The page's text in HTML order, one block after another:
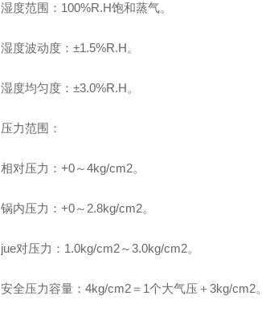
湿度范围 ： 100%R.H饱和蒸气。
湿度波动度： ±1.5%R.H。
湿度均匀度： ±3.0%R.H。
压力范围：
相对压力：+0～4kg/cm2。
锅内压力：+0～2.8kg/cm2。
jue对压力：1.0kg/cm2～3.0kg/cm2。
安全压力容量：4kg/cm2＝1个大气压＋3kg/cm2。